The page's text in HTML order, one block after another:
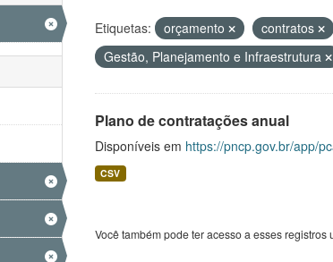
Etiquetas: orçamento contratos
Gestão, Planejamento e Infraestrutura
Plano de contratações anual
Disponíveis em https://pncp.gov.br/app/
CSV
Você também pode ter acesso a esses registros